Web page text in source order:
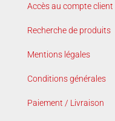
Accès au compte client
Recherche de produits
Mentions légales
Conditions générales
Paiement / Livraison